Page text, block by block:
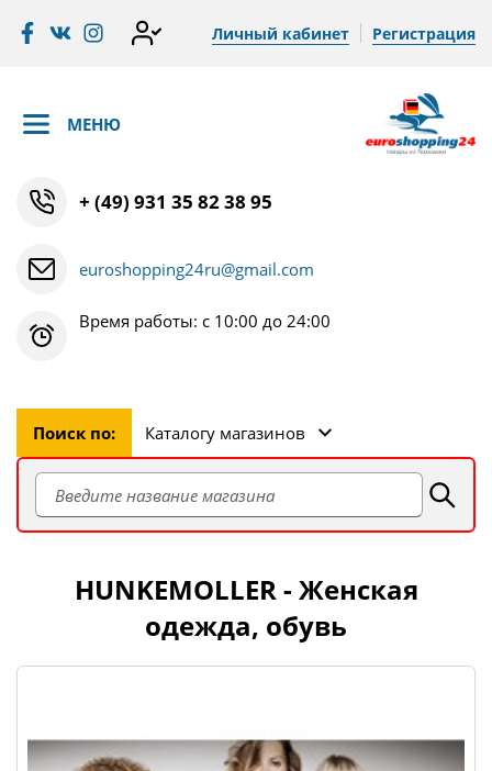
Личный кабинет Регистрация
МЕНЮ
+ (49) 931 35 82 38 95
euroshopping24ru@gmail.com
Время работы: с 10:00 до 24:00
Поиск по: Каталогу магазинов
HUNKEMOLLER - Женская
одежда, обувь